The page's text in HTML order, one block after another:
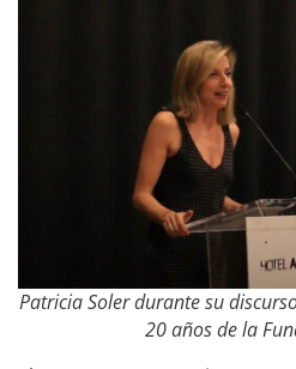
Patricia Soler durante su
20 años de la